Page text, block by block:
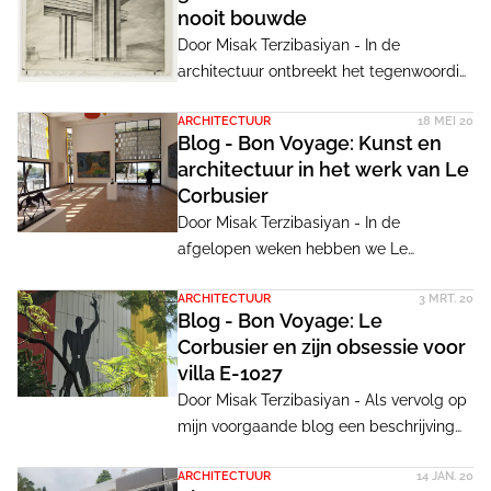
nooit bouwde
Door Misak Terzibasiyan - In de
architectuur ontbreekt het tegenwoordig
generatie architecten kan een voorbeeld
nemen aan El Lissitzky, die honderd jaar
geleden droomde over een andere
wereld. Met behulp van fascinerende
composities nam hij, zonder te bouwen,
anderen mee in zijn visionaire
ARCHITECTUUR 18 MEI 20
Blog - Bon Voyage: Kunst en
architectuur in het werk van Le
Corbusier
Door Misak Terzibasiyan - In de
afgelopen weken hebben we Le
gevolgd. We hebben kunnen zien, voelen
en ervaren wat hij ons met zijn
architectuur wilde vertellen.
ARCHITECTUUR 3 MRT. 20
Blog - Bon Voyage: Le
Corbusier en zijn obsessie voor
villa E-1027
Door Misak Terzibasiyan - Als vervolg op
mijn voorgaande blog een beschrijving
tussen Le Corbusier, Jean Badovici en
ARCHITECTUUR 14 JAN. 20